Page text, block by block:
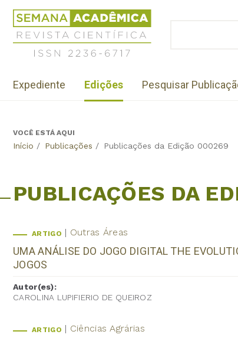
Jump
navigation
Revista
Científica
Semana
Acadêmica
2236-
Menu
institutional
Expediente Edições Pesquisar
BackVOCÊ ESTÁ AQUI
Início / Publicações / Publicações da Edição 000269
PUBLICAÇÕES DA
ARTIGO Outras Áreas
UMA ANÁLISE DO JOGO DIGITAL THE
JOGOS
Autor(es):
CAROLINA LUPIFIERIO DE QUEIROZ
ARTIGO Ciências Agrárias